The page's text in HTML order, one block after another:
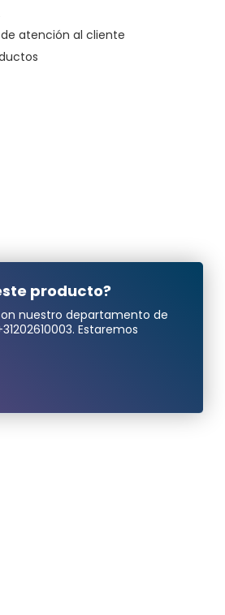
atención al cliente
producto?
nuestro departamento de
. Estaremos